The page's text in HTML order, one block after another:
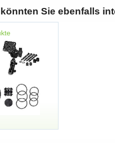
Sie ebenfalls